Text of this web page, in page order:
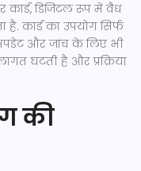
कार्ड,डिजिटल रूप में वैध
है. कार्ड का उपयोग सिर्फ
और जांच के लिए भी
घटती है और प्रक्रिया
की